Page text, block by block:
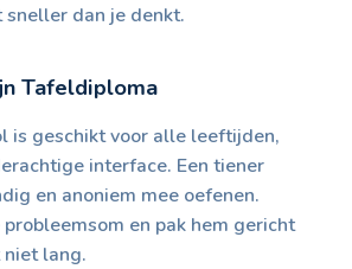
dan je denkt.
Tafeldiploma
is geschikt voor alle leeftijden,
interface. Een tiener
en anoniem mee oefenen.
en pak hem gericht
lang.